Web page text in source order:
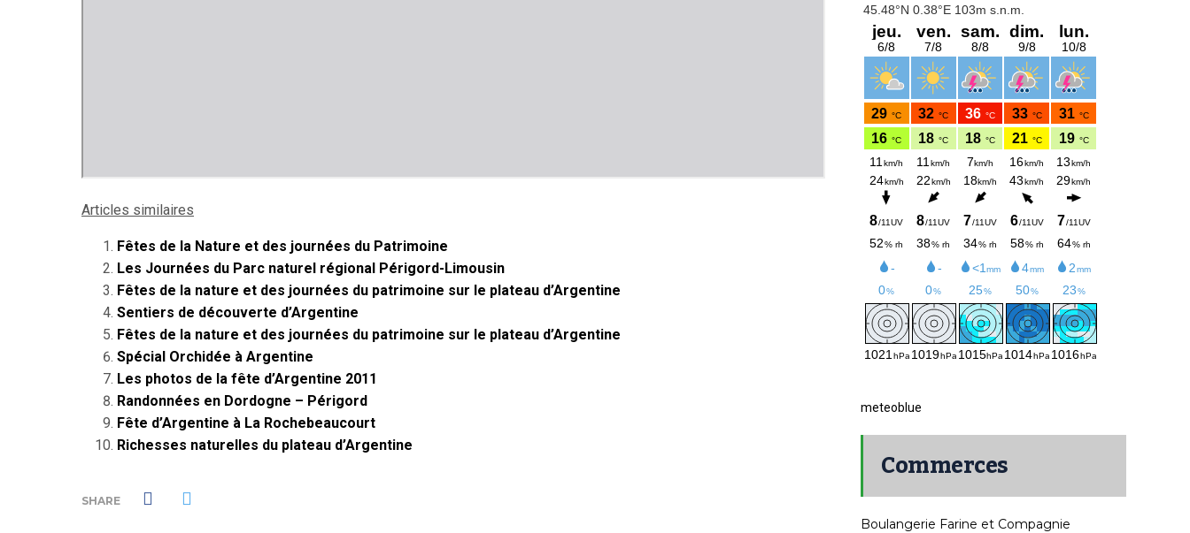
Articles similaires
Fêtes de la Nature et des journées du Patrimoine
Les Journées du Parc naturel régional Périgord-Limousin
Fêtes de la nature et des journées du patrimoine sur le plateau d’Argentine
Sentiers de découverte d’Argentine
Fêtes de la nature et des journées du patrimoine sur le plateau d’Argentine
Spécial Orchidée à Argentine
Les photos de la fête d’Argentine 2011
Randonnées en Dordogne – Périgord
Fête d’Argentine à La Rochebeaucourt
Richesses naturelles du plateau d’Argentine
SHARE
meteoblue
Commerces
Boulangerie Farine et Compagnie